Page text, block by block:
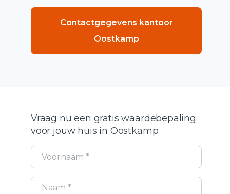
Contactgegevens kantoor
Oostkamp
Vraag nu een gratis waardebepaling
voor jouw huis in Oostkamp: